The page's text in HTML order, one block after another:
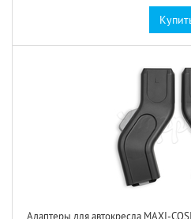
Адаптеры для автокресла MAXI-